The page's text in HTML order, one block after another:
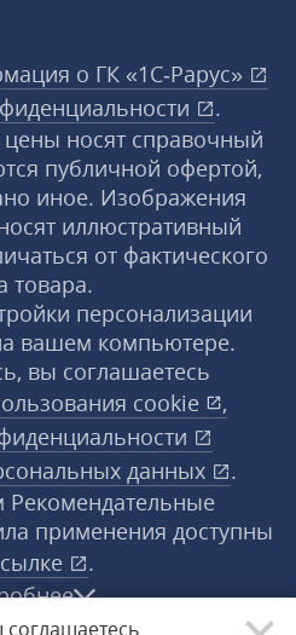
соглашаетесь
о ГК «1С‑Рарус»
.
носят справочный
публичной офертой,
иное. Изображения
иллюстративный
от фактического
товара.
персонализации
вашем компьютере.
вы соглашаетесь
cookie
,
данных
.
применения доступны
.